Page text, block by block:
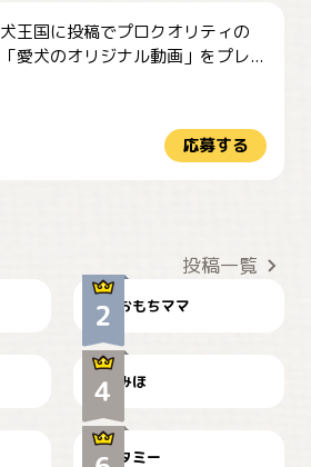
犬王国に投稿でプロクオリティの
「愛犬のオリジナル動画」をプレ...
応募する
投稿一覧
おもちママ
見てるぞぉ
みほ
ドーベルマンのお友達邸に
て
タミー